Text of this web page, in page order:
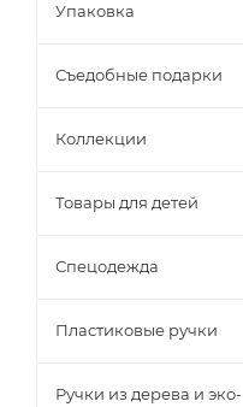
Упаковка
Съедобные подарки
Коллекции
Товары для детей
Спецодежда
Пластиковые ручки
Ручки из дерева и эко-